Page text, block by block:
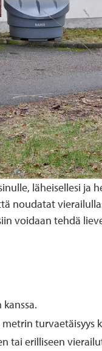
läheisellesi ja
noudatat
voidaan tehdä
turvaetäisyys
tai erilliseen